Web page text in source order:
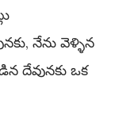
నేను వెళ్ళిన
దేవునకు ఒక